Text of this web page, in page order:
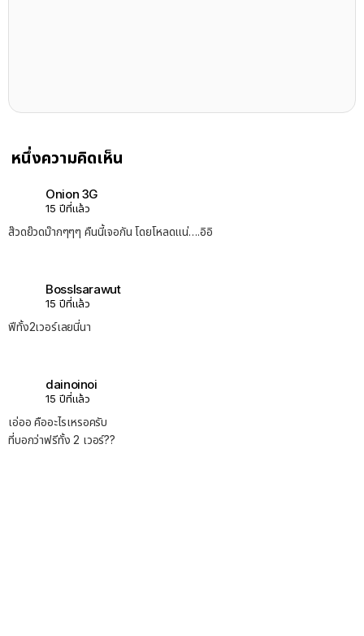
หนึ่งความคิดเห็น
Onion 3G
15 ปีที่แล้ว
ส๊วดย๊วดม๊ากๆๆๆ คืนนี้เจอกัน โดยโหลดแน่….อิอิ
BossIsarawut
15 ปีที่แล้ว
ฟีทั้ง2เวอร์เลยนี่นา
dainoinoi
15 ปีที่แล้ว
เอ่ออ คืออะไรเหรอครับ
ที่บอกว่าฟรีทั้ง 2 เวอร์??